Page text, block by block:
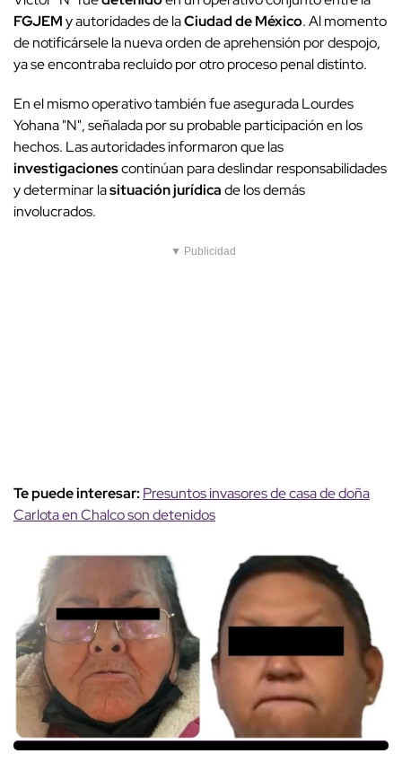
FGJEMy autoridades de laCiudad de México. Al momento
de notificársele la nueva orden de aprehensión por despojo,
ya se encontraba recluido por otro proceso penal distinto.
En el mismo operativo también fue asegurada Lourdes
Yohana "N", señalada por su probable participación en los
hechos. Las autoridades informaron que las
investigacionescontinúan para deslindar responsabilidades
y determinar lasituación jurídicade los demás
involucrados.
▼ Publicidad
Te puede interesar: Presuntos invasores de casa de doña
Carlota en Chalco son detenidos